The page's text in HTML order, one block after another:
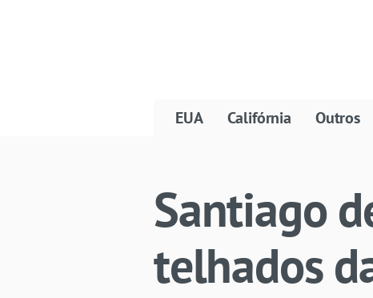
EUA Califórnia Outros
Santiago
telhados